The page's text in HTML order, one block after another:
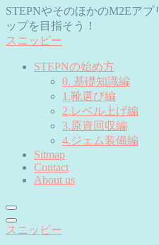
STEPNやそのほかのM2Eア
ップを目指そう！
スニッピー
STEPNの始め方
0. 基礎知識編
1.靴選び編
2.レベル上げ編
3.原資回収編
4.ジェム装備編
Sitmap
Contact
About us
スニッピー